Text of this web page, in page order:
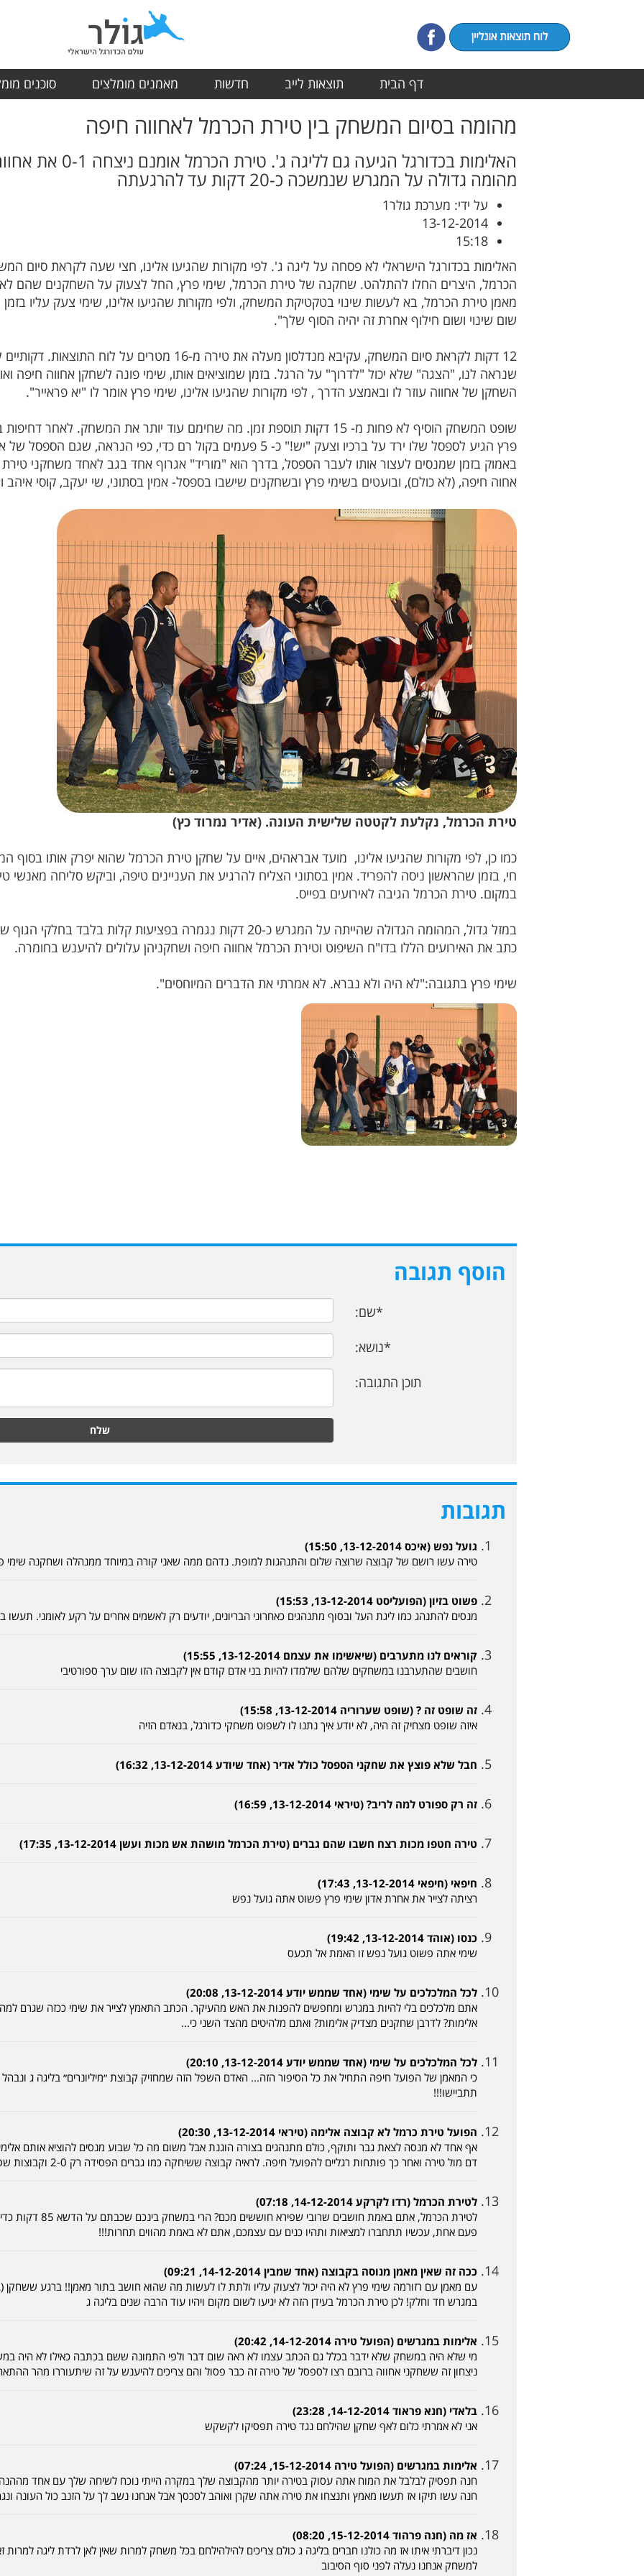
דף הבית תוצאות לייב חדשות מאמנים מומלצים סוכנים
מהומה בסיום המשחק בין טירת הכרמל לאחווה חיפה
האלימות בכדורגל
מהומה גדולה על המגרש שנמשכה כ-20 דקות עד להרגעתה
על ידי: מערכת גולר1
13-12-2014
15:18
האלימות בכדורגל הישראלי לא פסחה על ליגה ג'. לפי מקורות שהגיעו אלינו, חצי שעה לקראת סיום
מאמן טירת הכרמל, בא לעשות שינוי בטקטיקת המשחק, ולפי מקורות שהגיעו אלינו, שימי צעק עליו
שום שינוי ושום חילוף אחרת זה יהיה הסוף שלך".
12 דקות לקראת סיום המשחק, עקיבא מנדלסון מעלה את טירה מ-
שנראה לנו, "הצגה" שלא יכול "לדרוך" על הרגל. בזמן שמוציאים אותו, שימי פונה לשחקן אחווה חיפה
השחקן של אחווה עוזר לו ובאמצע הדרך , לפי מקורות שהגיעו אלינו, שימי פרץ אומר לו "יא פראייר".
שופט המשחק הוסיף לא פחות מ- 15 דקות תוספת זמן. מה שחימם עוד יותר את המשחק.
פרץ הגיע לספסל שלו ירד על ברכיו וצעק "יש!" כ- 5 פעמים בקול רם כדי, כפי
באמוק בזמן שמנסים לעצור אותו לעבר הספסל, בדרך הוא "מוריד" אגרוף אחד בגב לאחד משחקני
אחוה חיפה, (לא כולם), ובועטים בשימי פרץ ובשחקנים שישבו בספסל- אמין בסתוני, שי יעקב, קוסי איהב
טירת הכרמל, נקלעת לקטטה שלישית העונה. (אדיר נמרוד כץ)
כמו כן, לפי מקורות שהגיעו אלינו, מועד אבראהים, איים על שחקן טירת הכרמל שהוא יפרק אותו בסוף
חי, בזמן שהראשון ניסה להפריד. אמין בסתוני הצליח להרגיע את העניינים טיפה, וביקש סליחה
במקום. טירת הכרמל הגיבה לאירועים בפייס.
במזל גדול, המהומה הגדולה שהייתה על המגרש כ-20 דקות נגמרה בפציעות
כתב את האירועים הללו בדו"ח השיפוט וטירת הכרמל אחווה חיפה ושחקניהן עלולים להיענש בחומרה.
שימי פרץ בתגובה:"לא היה ולא נברא. לא אמרתי את הדברים המיוחסים".
הוסף תגובה
*שם:
*נושא:
תוכן התגובה:
שלח
תגובות
גועל נפש (איכס 13-12-2014, 15:50)
טירה עשו רושם של קבוצה שרוצה שלום והתנהגות למופת. נדהם ממה שאני קורה במיוחד ממנהלה ושחקנה שימי
פשוט בזיון (הפועליסט 13-12-2014, 15:53)
מנסים להתנהג כמו ליגת העל ובסוף מתנהגים כאחרוני הבריונים, יודעים רק לאשמים אחרים על רקע לאומני. תעשו
קוראים לנו מתערבים (שיאשימו את עצמם 13-12-2014, 15:55)
חושבים שהתערבנו במשחקים שלהם שילמדו להיות בני אדם קודם אין לקבוצה הזו שום ערך ספורטיבי
זה שופט זה ? (שופט שערוריה 13-12-2014, 15:58)
איזה שופט מצחיק זה היה, לא יודע איך נתנו לו לשפוט משחקי כדורגל, בנאדם הזיה
חבל שלא פוצץ את שחקני הספסל כולל אדיר (אחד שיודע 13-12-2014, 16:32)
זה רק ספורט למה לריב? (טיראי 13-12-2014, 16:59)
טירה חטפו מכות רצח חשבו שהם גברים (טירת הכרמל מושהת אש מכות ועשן 13-12-2014, 17:35)
חיפאי (חיפאי 13-12-2014, 17:43)
רציתה לצייר את אחרת אדון שימי פרץ פשוט אתה גועל נפש
כנסו (אוהד 13-12-2014, 19:42)
שימי אתה פשוט גועל נפש זו האמת אל תכעס
לכל המלכלכים על שימי (אחד שממש יודע 13-12-2014, 20:08)
אתם מלכלכים בלי להיות במגרש ומחפשים להפנות את האש מהעיקר. הכתב התאמץ לצייר את שימי ככזה שגרם
אלימות? לדרבן שחקנים מצדיק אלימות? ואתם מלהיטים מהצד השני כי...
לכל המלכלכים על שימי (אחד שממש יודע 13-12-2014, 20:10)
כי המאמן של הפועל חיפה התחיל את כל הסיפור הזה... האדם השפל הזה שמחזיק קבוצת ״מיליונרים״ בליגה ג
תתביישו!!!
הפועל טירת כרמל לא קבוצה אלימה (טיראי 13-12-2014, 20:30)
אף אחד לא מנסה לצאת גבר ותוקף, כולם מתנהגים בצורה הוגנת אבל משום מה כל שבוע מנסים להוציא אותם
דם מול טירה ואחר כך פותחות רגליים להפועל חיפה. לראיה קבוצה ששיחקה כמו גברים הפסידה רק 2-0 וקבוצות שפתאום תופסו
לטירת הכרמל (רדו לקרקע 14-12-2014, 07:18)
לטירת הכרמל, אתם באמת
פעם אחת, עכשיו תתחברו למציאות ותהיו כנים עם עצמכם, אתם לא באמת מהווים תחרות!!!
ככה זה שאין מאמן מנוסה בקבוצה (אחד שמבין 14-12-2014, 09:21)
עם מאמן עם רזורמה שימי פרץ לא היה יכול לצעוק עליו ולתת לו לעשות מה שהוא חושב בתור מאמן!! ברגע ששחקן
במגרש חד וחלק! לכן טירת הכרמל בעידן הזה לא יגיעו לשום מקום ויהיו עוד הרבה שנים בליגה ג
אלימות במגרשים (הפועל טירה 14-12-2014, 20:42)
מי שלא היה במשחק שלא ידבר בכלל גם הכתב עצמו לא ראה שום דבר ולפי התמונה ששם בכתבה כאילו לא היה
ניצחון זה ששחקני אחווה ברובם רצו לספסל של טירה זה כבר פסול והם צריכים להיענש על זה שיתעוררו מהר
בלאדי (חנא פראוד 14-12-2014, 23:28)
אני לא אמרתי כלום לאף שחקן שהילחם נגד טירה תפסיקו לקשקש
אלימות במגרשים (הפועל טירה 15-12-2014, 07:24)
חנה תפסיק לבלבל את המוח אתה עסוק בטירה יותר מהקבוצה שלך במקרה הייתי נוכח לשיחה שלך עם אחד
חנה עשו תיקו אז תעשו מאמץ ותנצחו את טירה אתה שקרן ואוהב לסכסך אבל אנחנו נשב לך על הזנב כול העונה
אז מה (חנה פרהוד 15-12-2014, 08:20)
נכון דיברתי איתו אז מה כולנו חברים בליגה ג כולם צריכים להילהילחם בכל משחק למרות שאין לאן לרדת ליגה
למשחק אנחנו נעלה לפני סוף הסיבוב